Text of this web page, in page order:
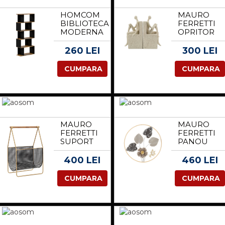
| AOSOM
ROMANIA
HOMCOM
BIBLIOTECA
MODERNA
CU 5
NIVELE, 10
DE
DEPOZITARE
PENTRU
CAMERA
BIROUL
DE
STUDIU
DE ACASA,
MARO
RUSTIC |
AOSOM
ROMANIA
260 LEI
CUMPARA
MAURO
FERRETTI
OPRITOR
PENTRU
CARTI DIN
DESIGN
MODERN,
| AOSOM
ROMANIA
300 LEI
CUMPARA
MAURO
FERRETTI
SUPORT
REVISTE
DE MODA
37X23X54,5
400 LEI
CUMPARA
MAURO
FERRETTI
PANOU
TIJA FIER
CM Ø
460 LEI
CUMPARA